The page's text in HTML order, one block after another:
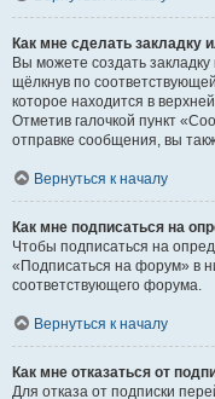
Как мне сделать закладку
Вы можете создать
щёлкнув по
которое находится в
Отметив галочкой пункт
отправке сообщения, вы
Вернуться к началу
Как мне подписаться на
Чтобы подписаться на
«Подписаться на форум» в
соответствующего форума.
Вернуться к началу
Как мне отказаться от
Для отказа от подписки